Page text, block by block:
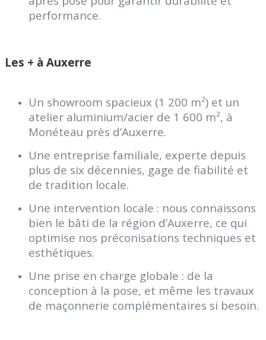
performance.
Les + à Auxerre
Un showroom spacieux (1 200 m²) et un
atelier aluminium/acier de 1 600 m², à
Monéteau près d’Auxerre.
Une entreprise familiale, experte depuis
plus de six décennies, gage de fiabilité et
de tradition locale.
Une intervention locale : nous connaissons
bien le bâti de la région d’Auxerre, ce qui
optimise nos préconisations techniques et
esthétiques.
Une prise en charge globale : de la
conception à la pose, et même les travaux
de maçonnerie complémentaires si besoin.